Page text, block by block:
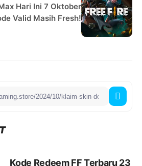
Hari Ini 7 Oktober
Valid Masih Fresh!
Kode Redeem FF Terbaru 23